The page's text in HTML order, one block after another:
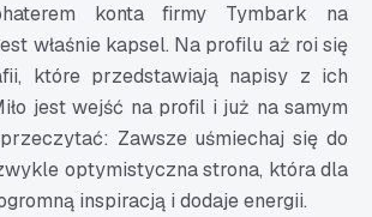
konta firmy Tymbark na
właśnie kapsel. Na profilu aż roi się
które przedstawiają napisy z ich
jest wejść na profil i już na samym
Zawsze uśmiechaj się do
optymistyczna strona, która dla
inspiracją i dodaje energii.